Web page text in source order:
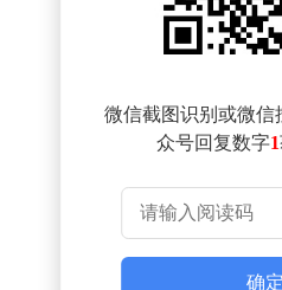
微信截图识别或微信
众号回复数字1
确定